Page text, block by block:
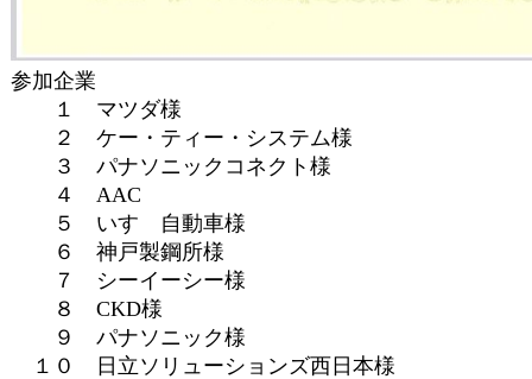
参加企業
１ マツダ様
２ ケー・ティー・システム様
３ パナソニックコネクト様
４ AAC
５ いすゞ自動車様
６ 神戸製鋼所様
７ シーイーシー様
８ CKD様
９ パナソニック様
１０ 日立ソリューションズ西日本様